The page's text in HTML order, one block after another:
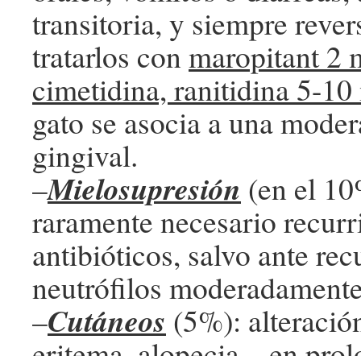
transitoria, y siempre
tratarlos conmaropitant 2
cimetidina, ranitidina 5-
gato se asocia a una
gingival.
–Mielosupresión (en el
raramente necesario
antibióticos, salvo ante
neutrófilos
–Cutáneos (5%):